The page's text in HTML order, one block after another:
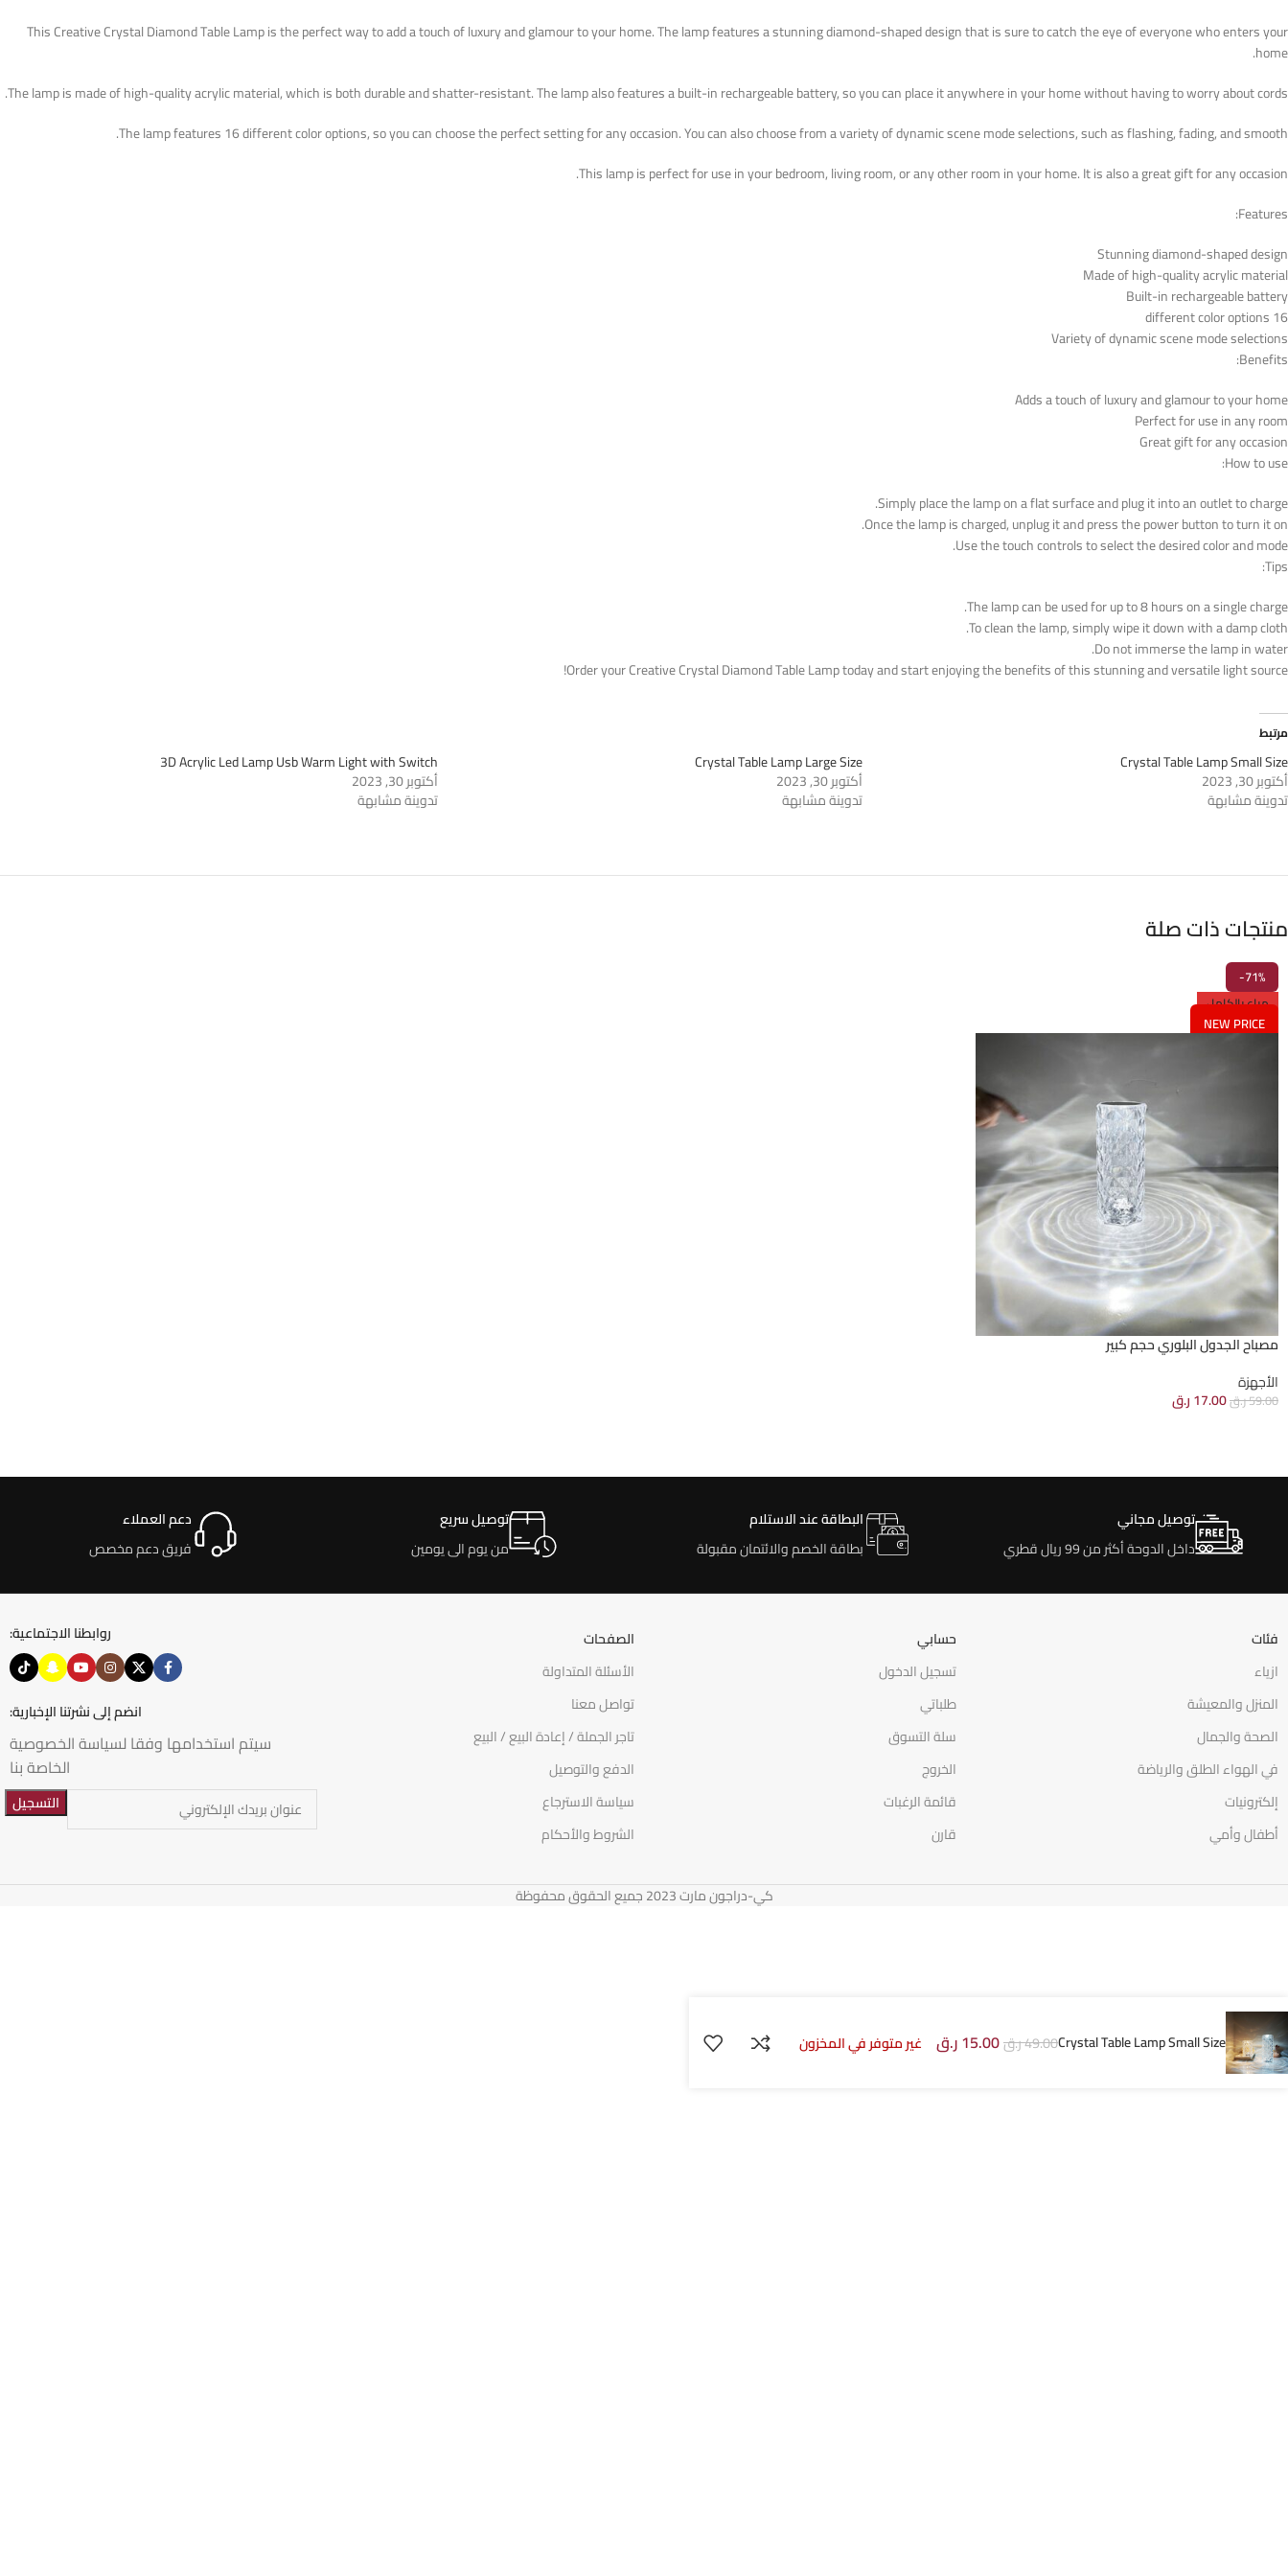
This Creative Crystal Diamond Table Lamp is the perfect way to add a touch of luxury and glamour to your home. The lamp features a stunning diamond-shaped design that is sure to catch the eye of everyone who enters your
home.
The lamp is made of high-quality acrylic material, which is both durable and shatter-resistant. The lamp also features a built-in rechargeable battery, so you can place it anywhere in your home without having to worry about cords.
The lamp features 16 different color options, so you can choose the perfect setting for any occasion. You can also choose from a variety of dynamic scene mode selections, such as flashing, fading, and smooth.
This lamp is perfect for use in your bedroom, living room, or any other room in your home. It is also a great gift for any occasion.
Features:
Stunning diamond-shaped design
Made of high-quality acrylic material
Built-in rechargeable battery
16 different color options
Variety of dynamic scene mode selections
Benefits:
Adds a touch of luxury and glamour to your home
Perfect for use in any room
Great gift for any occasion
How to use:
Simply place the lamp on a flat surface and plug it into an outlet to charge.
Once the lamp is charged, unplug it and press the power button to turn it on.
Use the touch controls to select the desired color and mode.
Tips:
The lamp can be used for up to 8 hours on a single charge.
To clean the lamp, simply wipe it down with a damp cloth.
Do not immerse the lamp in water.
Order your Creative Crystal Diamond Table Lamp today and start enjoying the benefits of this stunning and versatile light source!
مرتبط
Crystal Table Lamp Small Size
أكتوبر 30, 2023
تدوينة مشابهة
Crystal Table Lamp Large Size
أكتوبر 30, 2023
تدوينة مشابهة
3D Acrylic Led Lamp Usb Warm Light with Switch
أكتوبر 30, 2023
تدوينة مشابهة
منتجات ذات صلة
-71%
مباع بالكامل
NEW PRICE
مصباح الجدول البلوري حجم كبير
الأجهزة
59.00ر.ق17.00ر.ق
توصيل مجاني
داخل الدوحة أكثر من 99 ريال قطري
البطاقة عند الاستلام
بطاقة الخصم والائتمان مقبولة
توصيل سريع
من يوم الى يومين
دعم العملاء
فريق دعم مخصص
فئات
ازياء
المنزل والمعيشة
الصحة والجمال
في الهواء الطلق والرياضة
إلكترونيات
أطفال وأمي
حسابي
تسجيل الدخول
طلباتي
سلة التسوق
الخروج
قائمة الرغبات
قارن
الصفحات
الأسئلة المتداولة
تواصل معنا
تاجر الجملة / إعادة البيع / البيع
الدفع والتوصيل
سياسة الاسترجاع
الشروط والأحكام
روابطنا الاجتماعية:
انضم إلى نشرتنا الإخبارية:
سيتم استخدامها وفقا لسياسة الخصوصية
الخاصة بنا
كي-دراجون مارت 2023 جميع الحقوق محفوظة
Crystal Table Lamp Small Size
49.00ر.ق15.00ر.ق غير متوفر في المخزون